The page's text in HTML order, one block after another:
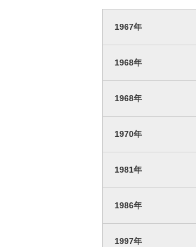
1967年
1968年
1968年
1970年
1981年
1986年
1997年